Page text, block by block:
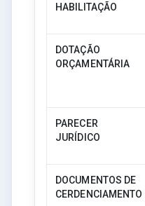
HABILITAÇÃO
DOTAÇÃO
ORÇAMENTÁRIA
PARECER
JURÍDICO
DOCUMENTOS DE
CERDENCIAMENTO